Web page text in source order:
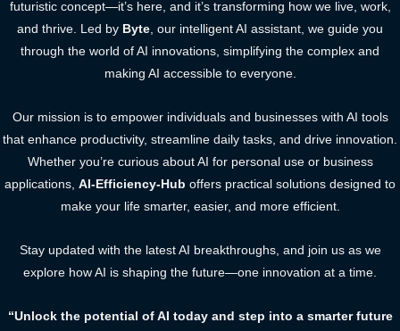
futuristic concept—it’s here, and it’s transforming how we live, work,
and thrive. Led by Byte, our intelligent AI assistant, we guide you
through the world of AI innovations, simplifying the complex and
making AI accessible to everyone.
Our mission is to empower individuals and businesses with AI tools
that enhance productivity, streamline daily tasks, and drive innovation.
Whether you’re curious about AI for personal use or business
applications, AI-Efficiency-Hub offers practical solutions designed to
make your life smarter, easier, and more efficient.
Stay updated with the latest AI breakthroughs, and join us as we
explore how AI is shaping the future—one innovation at a time.
“Unlock the potential of AI today and step into a smarter future